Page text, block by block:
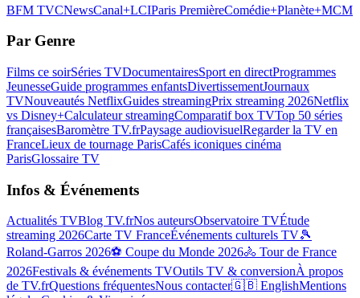
BFM TVCNewsCanal+LCIParis PremièreComédie+Planète+MCM
Par Genre
Films ce soirSéries TVDocumentairesSport en directProgrammes
JeunesseGuide programmes enfantsDivertissementJournaux
TVNouveautés NetflixGuides streamingPrix streaming 2026Netflix
vs Disney+Calculateur streamingComparatif box TVTop 50 séries
françaisesBaromètre TV.frPaysage audiovisuelRegarder la TV en
FranceLieux de tournage ParisCafés iconiques cinéma
ParisGlossaire TV
Infos & Événements
Actualités TVBlog TV.frNos auteursObservatoire TVÉtude
streaming 2026Carte TV FranceÉvénements culturels TV🎾
Roland-Garros 2026⚽ Coupe du Monde 2026🚴 Tour de France
2026Festivals & événements TVOutils TV & conversionÀ propos
de TV.frQuestions fréquentesNous contacter🇬🇧 EnglishMentions